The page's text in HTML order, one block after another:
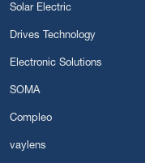
Solar Electric
Drives Technology
Electronic Solutions
SOMA
Compleo
vaylens